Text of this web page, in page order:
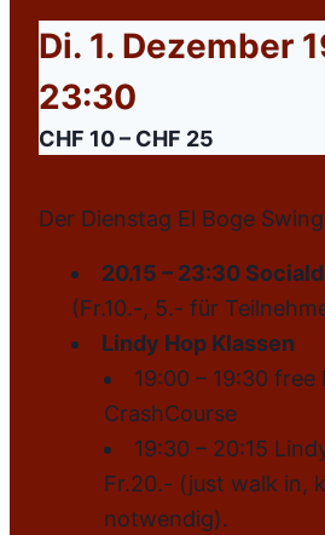
Di. 1. Dezember
23:30
CHF 10 – CHF 25
Der Dienstag El Boge
20.15 – 23:30
(Fr.10.-, 5.- für
Lindy Hop Klassen
19:00 – 19:30 free
CrashCourse
19:30 – 20:15
Fr.20.- (just walk in,
notwendig).